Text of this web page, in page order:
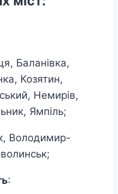
Баланівка,
Козятин,
Немирів,
Ямпіль;
Володимир-
: